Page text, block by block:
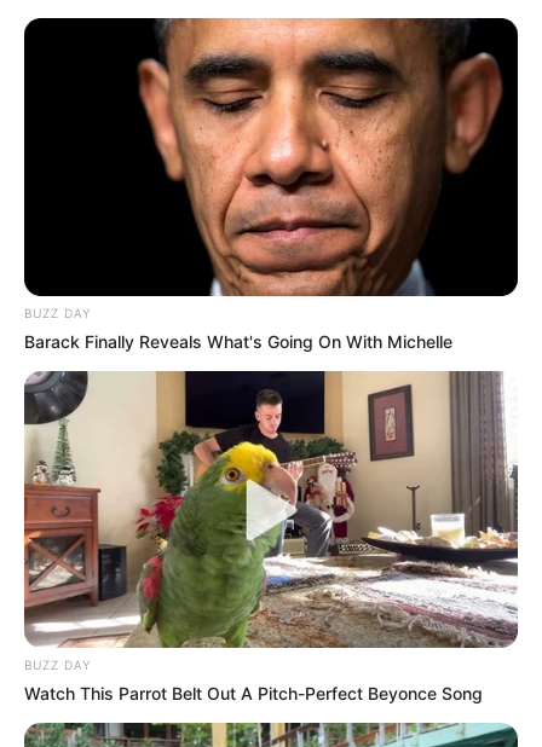
BUZZ DAY
Barack Finally Reveals What's Going On With Michelle
BUZZ DAY
Watch This Parrot Belt Out A Pitch-Perfect Beyonce Song